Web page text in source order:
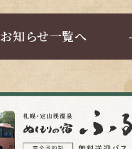
お知らせ一覧へ